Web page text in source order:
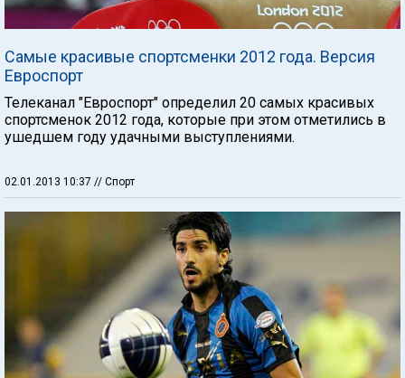
Самые красивые спортсменки 2012 года. Версия
Евроспорт
Телеканал "Евроспорт" определил 20 самых красивых
спортсменок 2012 года, которые при этом отметились в
ушедшем году удачными выступлениями.
02.01.2013 10:37 // Спорт